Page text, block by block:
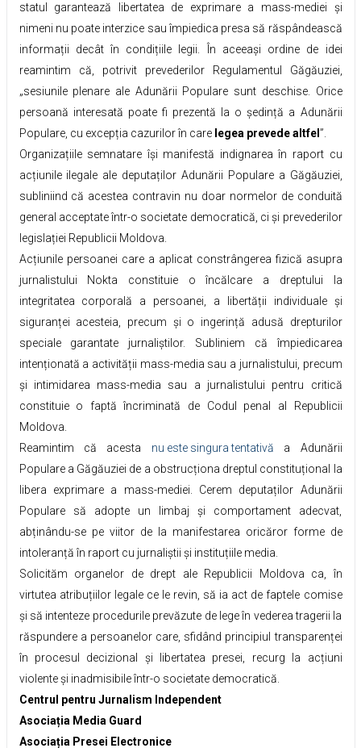
statul garantează libertatea de exprimare a mass-mediei și
nimeni nu poate interzice sau împiedica presa să răspândească
informații decât în condițiile legii. În aceeași ordine de idei
reamintim că, potrivit prevederilor Regulamentul Găgăuziei,
„sesiunile plenare ale Adunării Populare sunt deschise. Orice
persoană interesată poate fi prezentă la o ședință a Adunării
Populare, cu excepția cazurilor în care legea prevede altfel ”.
Organizațiile semnatare își manifestă indignarea în raport cu
acțiunile ilegale ale deputaților Adunării Populare a Găgăuziei,
subliniind că acestea contravin nu doar normelor de conduită
general acceptate într-o societate democratică, ci și prevederilor
legislației Republicii Moldova.
Acțiunile persoanei care a aplicat constrângerea fizică asupra
jurnalistului Nokta constituie o încălcare a dreptului la
integritatea corporală a persoanei, a libertății individuale și
siguranței acesteia, precum și o ingerință adusă drepturilor
speciale garantate jurnaliștilor. Subliniem că împiedicarea
intenționată a activității mass-media sau a jurnalistului, precum
și intimidarea mass-media sau a jurnalistului pentru critică
constituie o faptă încriminată de Codul penal al Republicii
Moldova.
Reamintim că acesta nu este singura tentativă a Adunării
Populare a Găgăuziei de a obstrucționa dreptul constituțional la
libera exprimare a mass-mediei. Cerem deputaților Adunării
Populare să adopte un limbaj și comportament adecvat,
abținându-se pe viitor de la manifestarea oricăror forme de
intoleranță în raport cu jurnaliștii și instituțiile media.
Solicităm organelor de drept ale Republicii Moldova ca, în
virtutea atribuțiilor legale ce le revin, să ia act de faptele comise
și să intenteze procedurile prevăzute de lege în vederea tragerii la
răspundere a persoanelor care, sfidând principiul transparenței
în procesul decizional și libertatea presei, recurg la acțiuni
violente și inadmisibile într-o societate democratică.
Centrul pentru Jurnalism Independent
Asociația Media Guard
Asociația Presei Electronice